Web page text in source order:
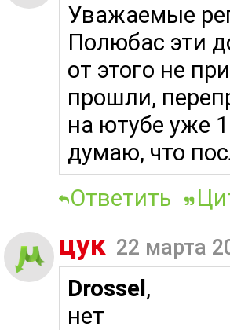
Уважаемые
Полюбас эти
от этого не
прошли,
на ютубе уже
думаю, что
Ответить
цук 22 марта
Drossel,
нет